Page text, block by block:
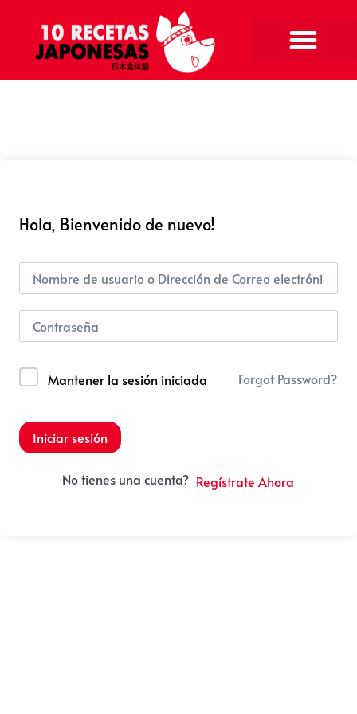
Hola, Bienvenido de nuevo!
Mantener la sesión iniciada Forgot Password?
Iniciar sesión
No tienes una cuenta? Regístrate Ahora